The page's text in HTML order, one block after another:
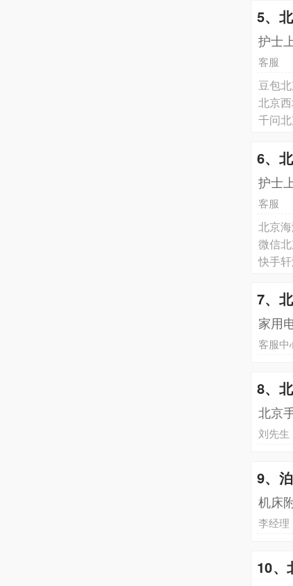
5、
护士
客服
北京
千问
6、
护士
客服
北京
微信
7、
家用
客服中
8、
北京
刘先生
9、
机床
李经理
10、